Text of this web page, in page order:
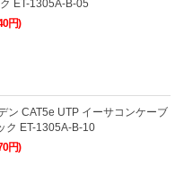
ET-1305A-B-05
円)
ン CAT5e UTP イーサコンケーブ
ク ET-1305A-B-10
円)